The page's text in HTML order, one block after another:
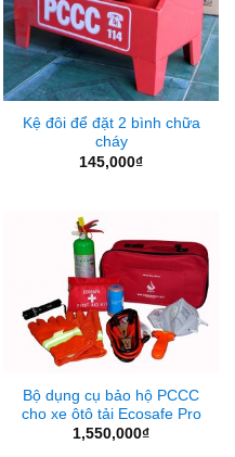
Kệ đôi để đặt 2 bình chữa
cháy
145,000₫
Bộ dụng cụ bảo hộ PCCC
cho xe ôtô tải Ecosafe Pro
1,550,000₫